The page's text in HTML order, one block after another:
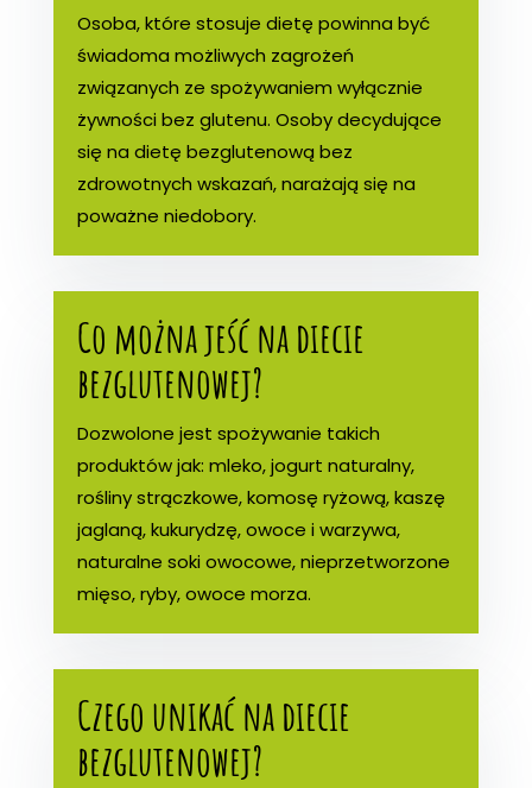
Osoba, które stosuje dietę powinna być
świadoma możliwych zagrożeń
związanych ze spożywaniem wyłącznie
żywności bez glutenu. Osoby decydujące
się na dietę bezglutenową bez
zdrowotnych wskazań, narażają się na
poważne niedobory.
Co można jeść na diecie
bezglutenowej?
Dozwolone jest spożywanie takich
produktów jak: mleko, jogurt naturalny,
rośliny strączkowe, komosę ryżową, kaszę
jaglaną, kukurydzę, owoce i warzywa,
naturalne soki owocowe, nieprzetworzone
mięso, ryby, owoce morza.
Czego unikać na diecie
bezglutenowej?